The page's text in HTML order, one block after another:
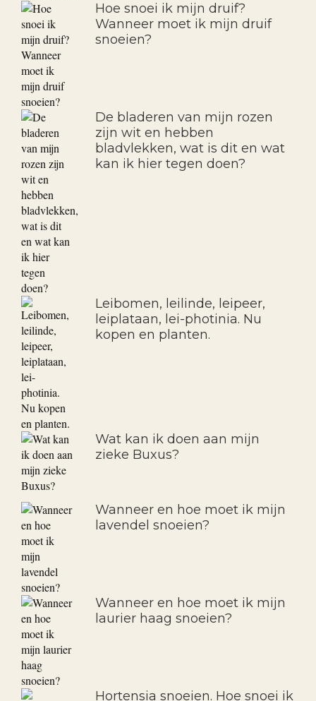
Hoe snoei ik mijn druif?
Wanneer moet ik mijn druif
snoeien?
De bladeren van mijn rozen
zijn wit en hebben
bladvlekken, wat is dit en wat
kan ik hier tegen doen?
Leibomen, leilinde, leipeer,
leiplataan, lei-photinia. Nu
kopen en planten.
Wat kan ik doen aan mijn
zieke Buxus?
Wanneer en hoe moet ik mijn
lavendel snoeien?
Wanneer en hoe moet ik mijn
laurier haag snoeien?
Hortensia snoeien. Hoe snoei ik